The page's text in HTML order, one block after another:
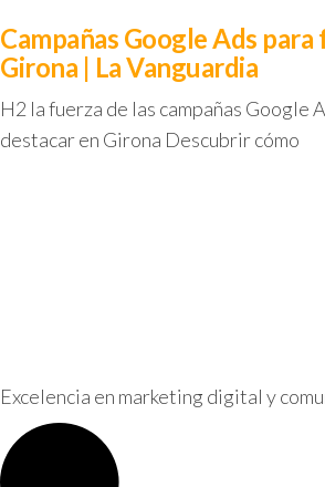
Campañas Google Ads
Girona | La Vanguardia
H2 la fuerza de las campañas Google
destacar en Girona Descubrir cómo
Excelencia en marketing digital y